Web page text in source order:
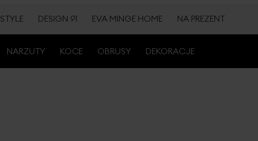
STYLE DESIGN 91 EVA MINGE HOME NA PREZENT
NARZUTY KOCE OBRUSY DEKORACJE